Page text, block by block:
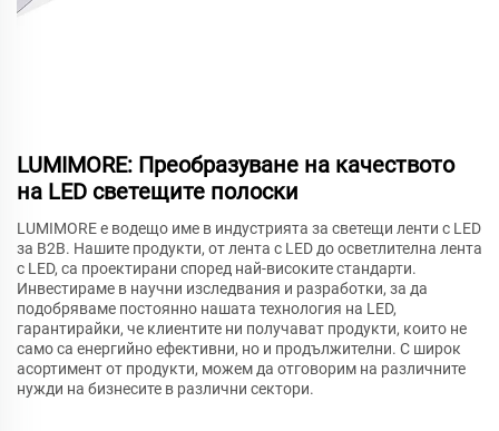
LUMIMORE: Преобразуване на качеството
на LED светещите полоски
LUMIMORE е водещо име в индустрията за светещи ленти с LED
за B2B. Нашите продукти, от лента с LED до осветлителна лента
с LED, са проектирани според най-високите стандарти.
Инвестираме в научни изследвания и разработки, за да
подобряваме постоянно нашата технология на LED,
гарантирайки, че клиентите ни получават продукти, които не
само са енергийно ефективни, но и продължителни. С широк
асортимент от продукти, можем да отговорим на различните
нужди на бизнесите в различни сектори.